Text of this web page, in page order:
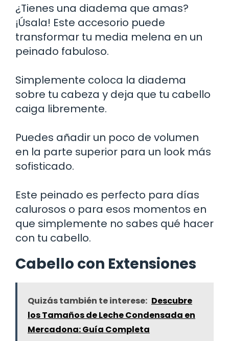
¿Tienes una diadema que amas?
¡Úsala! Este accesorio puede
transformar tu media melena en un
peinado fabuloso.
Simplemente coloca la diadema
sobre tu cabeza y deja que tu cabello
caiga libremente.
Puedes añadir un poco de volumen
en la parte superior para un look más
sofisticado.
Este peinado es perfecto para días
calurosos o para esos momentos en
que simplemente no sabes qué hacer
con tu cabello.
Cabello con Extensiones
Quizás también te interese: Descubre
los Tamaños de Leche Condensada en
Mercadona: Guía Completa